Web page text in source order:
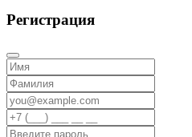
Регистрация